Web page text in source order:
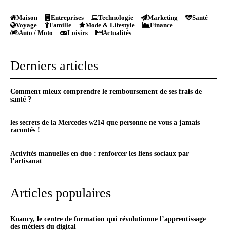
Maison Entreprises Technologie Marketing
Santé
Voyage
Famille Mode & Lifestyle
Finance
Auto / Moto
Loisirs Actualités
Derniers articles
Comment mieux comprendre le remboursement de ses frais de
santé ?
les secrets de la Mercedes w214 que personne ne vous a jamais
racontés !
Activités manuelles en duo : renforcer les liens sociaux par
l’artisanat
Articles populaires
Koancy, le centre de formation qui révolutionne l’apprentissage
des métiers du digital